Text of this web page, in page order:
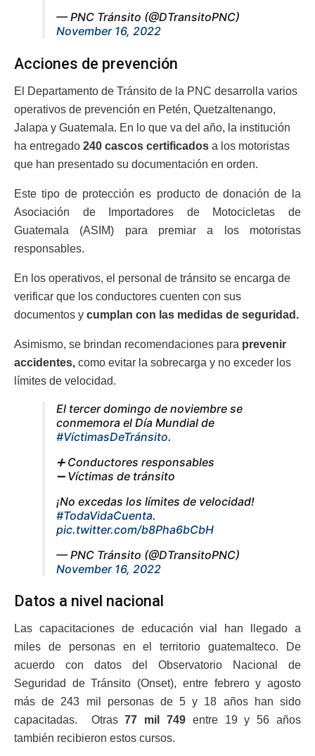
— PNC Tránsito (@DTransitoPNC)
November 16, 2022
Acciones de prevención
El Departamento de Tránsito de la PNC desarrolla varios
operativos de prevención en Petén, Quetzaltenango,
Jalapa y Guatemala. En lo que va del año, la institución
ha entregado 240 cascos certificados a los motoristas
que han presentado su documentación en orden.
Este tipo de protección es producto de donación de la
Asociación de Importadores de Motocicletas de
Guatemala (ASIM) para premiar a los motoristas
responsables.
En los operativos, el personal de tránsito se encarga de
verificar que los conductores cuenten con sus
documentos y cumplan con las medidas de seguridad.
Asimismo, se brindan recomendaciones para prevenir
accidentes, como evitar la sobrecarga y no exceder los
límites de velocidad.
El tercer domingo de noviembre se
conmemora el Día Mundial de
#VíctimasDeTránsito.
➕ Conductores responsables
➖ Víctimas de tránsito
¡No excedas los límites de velocidad!
#TodaVidaCuenta.
pic.twitter.com/b8Pha6bCbH
— PNC Tránsito (@DTransitoPNC)
November 16, 2022
Datos a nivel nacional
Las capacitaciones de educación vial han llegado a
miles de personas en el territorio guatemalteco. De
acuerdo con datos del Observatorio Nacional de
Seguridad de Tránsito (Onset), entre febrero y agosto
más de 243 mil personas de 5 y 18 años han sido
capacitadas. Otras77 mil 749 entre 19 y 56 años
también recibieron estos cursos.